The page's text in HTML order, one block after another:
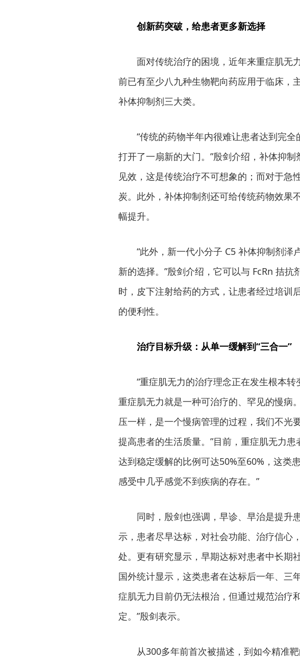
创新药突破，给患者更多新选择
面对传统治疗的困境，近年来重症肌无
前已有至少八九种生物靶向药应用于临床，
补体抑制剂三大类。
“传统的药物半年内很难让患者达到完
打开了一扇新的大门。”殷剑介绍，补体抑
见效，这是传统治疗不可想象的；而对于急
炭。此外，补体抑制剂还可给传统药物效果
幅提升。
“此外，新一代小分子 C5 补体抑制剂
新的选择。”殷剑介绍，它可以与 FcRn 拮
时，皮下注射给药的方式，让患者经过培训
的便利性。
治疗目标升级：从单一缓解到“三合一”
“重症肌无力的治疗理念正在发生根本
重症肌无力就是一种可治疗的、罕见的慢病
压一样，是一个慢病管理的过程，我们不光
提高患者的生活质量。”目前，重症肌无力
达到稳定缓解的比例可达50%至60%，这类
感受中几乎感觉不到疾病的存在。”
同时，殷剑也强调，早诊、早治是提升
示，患者尽早达标，对社会功能、治疗信心
处。更有研究显示，早期达标对患者中长
国外统计显示，这类患者在达标后一年、三
症肌无力目前仍无法根治，但通过规范治疗
定。”殷剑表示。
从300多年前首次被描述，到如今精准